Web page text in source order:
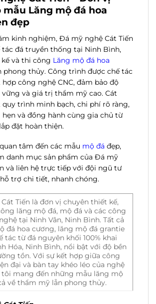
mẫu Lăng mộ đá hoa
đẹp
kinh nghiệm, Đá mỹ nghệ Cát Tiến
tác đá truyền thống tại Ninh Bình,
và thi công Lăng mộ đá hoa
phong thủy. Công trình được chế tác
công nghệ CNC, đảm bảo độ
vững và giá trị thẩm mỹ cao. Cát
quy trình minh bạch, chi phí rõ ràng,
và đồng hành cùng gia chủ từ
đặt hoàn thiện.
tâm đến các mẫu mộ đá đẹp,
danh mục sản phẩm của Đá mỹ
và liên hệ trực tiếp với đội ngũ tư
trợ chi tiết, nhanh chóng.
Tiến là đơn vị chuyên thiết kế,
lăng mộ đá, mộ đá và các công
tại Ninh Vân, Ninh Bình. Tất cả
đá hoa cương, lăng mộ đá grantie
tác từ đá nguyên khối 100% khai
Hóa, Ninh Bình, nổi bật với độ bền
tồn. Với sự kết hợp giữa công
đại và bàn tay khéo léo của nghệ
tôi mang đến những mẫu lăng mộ
về thẩm mỹ lẫn phong thủy.